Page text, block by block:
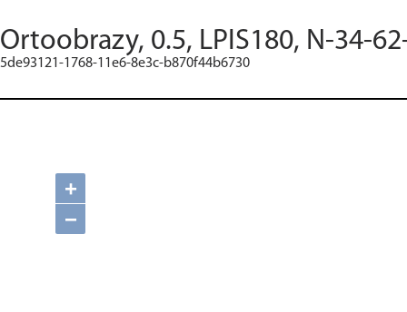
Ortoobrazy, 0.5, LPIS180, N-34-
5de93121-1768-11e6-8e3c-b870f44b6730
+
−